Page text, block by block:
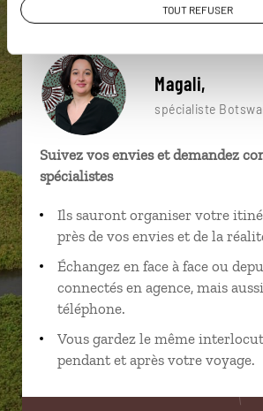
TOUT REFUSER
Magali,
spécialiste
Suivez vos envies et demandez
spécialistes
Ils sauront organiser votre
près de vos envies et de la
Échangez en face à face ou
connectés en agence, mais
téléphone.
Vous gardez le même
pendant et après votre voyage.